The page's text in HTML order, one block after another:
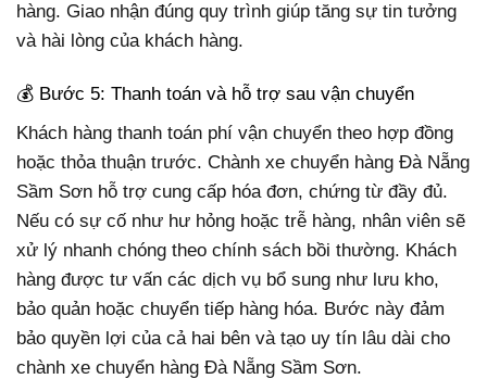
hàng. Giao nhận đúng quy trình giúp tăng sự tin tưởng
và hài lòng của khách hàng.
💰 Bước 5: Thanh toán và hỗ trợ sau vận chuyển
Khách hàng thanh toán phí vận chuyển theo hợp đồng
hoặc thỏa thuận trước. Chành xe chuyển hàng Đà Nẵng
Sầm Sơn hỗ trợ cung cấp hóa đơn, chứng từ đầy đủ.
Nếu có sự cố như hư hỏng hoặc trễ hàng, nhân viên sẽ
xử lý nhanh chóng theo chính sách bồi thường. Khách
hàng được tư vấn các dịch vụ bổ sung như lưu kho,
bảo quản hoặc chuyển tiếp hàng hóa. Bước này đảm
bảo quyền lợi của cả hai bên và tạo uy tín lâu dài cho
chành xe chuyển hàng Đà Nẵng Sầm Sơn.